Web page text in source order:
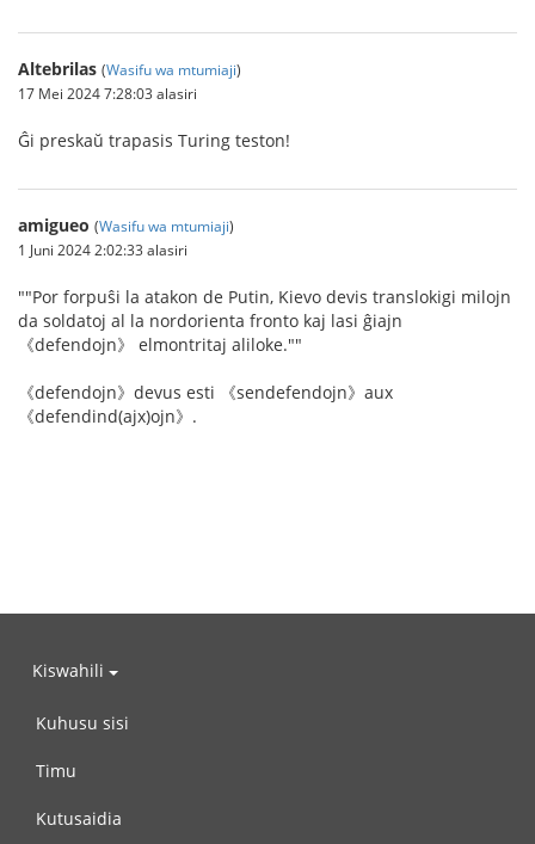
Altebrilas (Wasifu wa mtumiaji)
17 Mei 2024 7:28:03 alasiri
Ĝi preskaŭ trapasis Turing teston!
amigueo (Wasifu wa mtumiaji)
1 Juni 2024 2:02:33 alasiri
""Por forpuŝi la atakon de Putin, Kievo devis translokigi milojn
da soldatoj al la nordorienta fronto kaj lasi ĝiajn
《defendojn》 elmontritaj aliloke.""
《defendojn》devus esti 《sendefendojn》aux
《defendind(ajx)ojn》.
Kiswahili
Kuhusu sisi
Timu
Kutusaidia